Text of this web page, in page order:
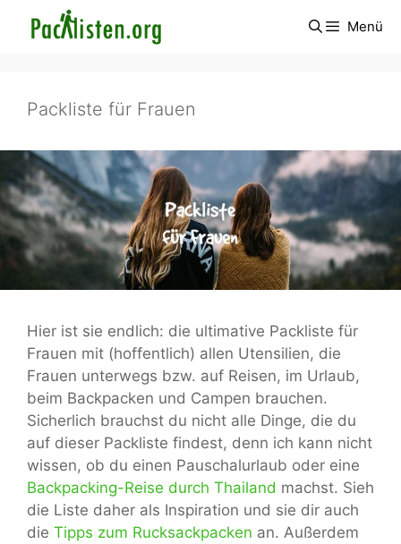
Inhalt
Menü
Packliste für Frauen
Hier ist sie endlich: die ultimative Packliste für
Frauen mit (hoffentlich) allen Utensilien, die
Frauen unterwegs bzw. auf Reisen, im Urlaub,
beim Backpacken und Campen brauchen.
Sicherlich brauchst du nicht alle Dinge, die du
auf dieser Packliste findest, denn ich kann nicht
wissen, ob du einen Pauschalurlaub oder eine
Backpacking-Reise durch Thailand machst. Sieh
die Liste daher als Inspiration und sie dir auch
die Tipps zum Rucksackpacken an. Außerdem